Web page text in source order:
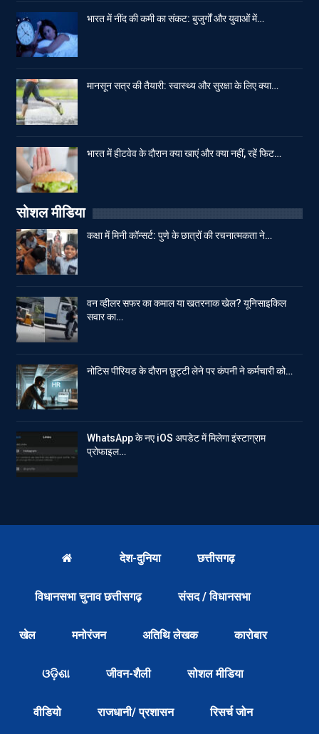
भारत में नींद की कमी का संकट: बुजुर्गों और युवाओं में…
मानसून सत्र की तैयारी: स्वास्थ्य और सुरक्षा के लिए क्या…
भारत में हीटवेव के दौरान क्या खाएं और क्या नहीं, रहें फिट…
सोशल मीडिया
कक्षा में मिनी कॉन्सर्ट: पुणे के छात्रों की रचनात्मकता ने…
वन व्हीलर सफर का कमाल या खतरनाक खेल? यूनिसाइकिल
सवार का…
नोटिस पीरियड के दौरान छुट्टी लेने पर कंपनी ने कर्मचारी को…
WhatsApp के नए iOS अपडेट में मिलेगा इंस्टाग्राम
प्रोफाइल…
देश-दुनिया छत्तीसगढ़
विधानसभा चुनाव छत्तीसगढ़ संसद / विधानसभा
खेल मनोरंजन अतिथि लेखक कारोबार
ଓଡ଼ିଶା जीवन-शैली सोशल मीडिया
वीडियो राजधानी/ प्रशासन रिसर्च जोन